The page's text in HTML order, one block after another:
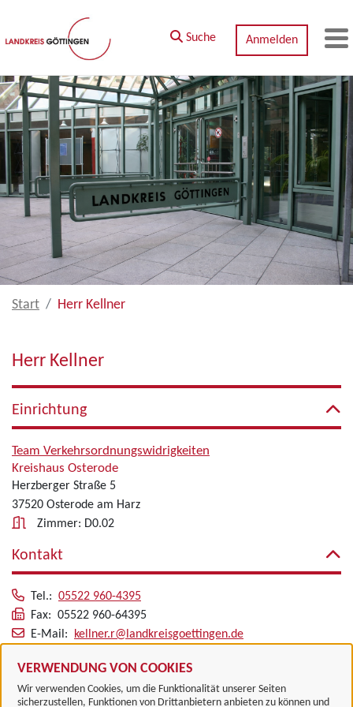
Zum Hauptinhalt springen
VERWENDUNG VON COOKIES
Wir verwenden Cookies, um die Funktionalität unserer Seiten
sicherzustellen, Funktionen von Drittanbietern anbieten zu können und
Suche Anmelden
Start Herr Kellner
Herr Kellner
Einrichtung
Team Verkehrsordnungswidrigkeiten
Kreishaus Osterode
Herzberger Straße 5
37520 Osterode am Harz
Zimmer: D0.02
Kontakt
Tel.: 05522 960-4395
Fax: 05522 960-64395
E-Mail:
kellner.r@landkreisgoettingen.de
Alle zugeordneten Einrichtungen